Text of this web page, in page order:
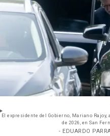
El expresidente del Gobierno, Mariano
de 2026, en San
- EDUARDO